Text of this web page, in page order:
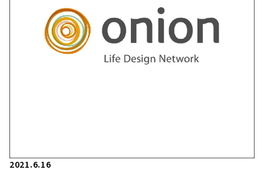
2021.6.16